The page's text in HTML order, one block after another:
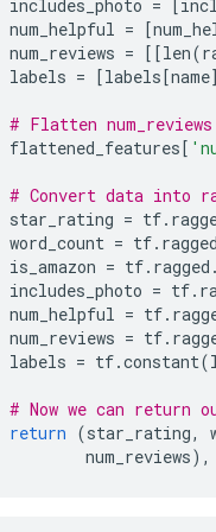
includes_photo = [
num_helpful = [
num_reviews = [[len(
labels = [labels[name]
# Flatten num_reviews
flattened_features[
# Convert data into
star_rating = tf.
word_count = tf. ragged
is_amazon = tf. ragged .
includes_photo = tf.
num_helpful = tf.
num_reviews = tf.
labels = tf.constant(
# Now we can return
return (star_rating,
num_reviews),